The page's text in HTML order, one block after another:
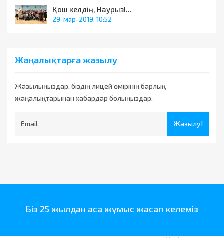
Қош келдің, Наурыз!...
29-мар-2019, 10:52
Жаңалықтарға жазылу
Жазылыңыздар, біздің лицей өмірінің барлық
жаңалықтарынан хабардар болыңыздар.
Жазылу!
Біз 25 жылдан аса жұмыс жасап келеміз